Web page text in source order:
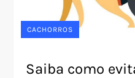
CACHORROS
Saiba como